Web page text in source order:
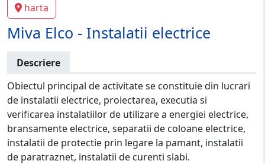
harta
Miva Elco - Instalatii electrice
Descriere
Obiectul principal de activitate se constituie din lucrari
de instalatii electrice, proiectarea, executia si
verificarea instalatiilor de utilizare a energiei electrice,
bransamente electrice, separatii de coloane electrice,
instalatii de protectie prin legare la pamant, instalatii
de paratraznet, instalatii de curenti slabi.